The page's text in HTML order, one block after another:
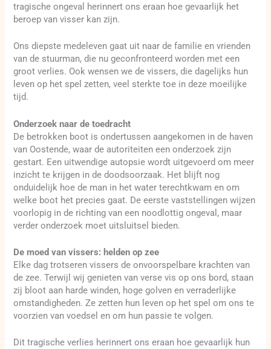
tragische ongeval herinnert ons eraan hoe gevaarlijk het
beroep van visser kan zijn.
Ons diepste medeleven gaat uit naar de familie en vrienden
van de stuurman, die nu geconfronteerd worden met een
groot verlies. Ook wensen we de vissers, die dagelijks hun
leven op het spel zetten, veel sterkte toe in deze moeilijke
tijd.
Onderzoek naar de toedracht
De betrokken boot is ondertussen aangekomen in de haven
van Oostende, waar de autoriteiten een onderzoek zijn
gestart. Een uitwendige autopsie wordt uitgevoerd om meer
inzicht te krijgen in de doodsoorzaak. Het blijft nog
onduidelijk hoe de man in het water terechtkwam en om
welke boot het precies gaat. De eerste vaststellingen wijzen
voorlopig in de richting van een noodlottig ongeval, maar
verder onderzoek moet uitsluitsel bieden.
De moed van vissers: helden op zee
Elke dag trotseren vissers de onvoorspelbare krachten van
de zee. Terwijl wij genieten van verse vis op ons bord, staan
zij bloot aan harde winden, hoge golven en verraderlijke
omstandigheden. Ze zetten hun leven op het spel om ons te
voorzien van voedsel en om hun passie te volgen.
Dit tragische verlies herinnert ons eraan hoe gevaarlijk hun